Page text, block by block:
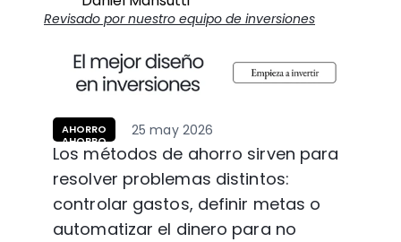
Revisado por nuestro equipo de inversiones
AHORRO
AHORRO
25 may 2026
Los métodos de ahorro sirven para
resolver problemas distintos:
controlar gastos, definir metas o
automatizar el dinero para no